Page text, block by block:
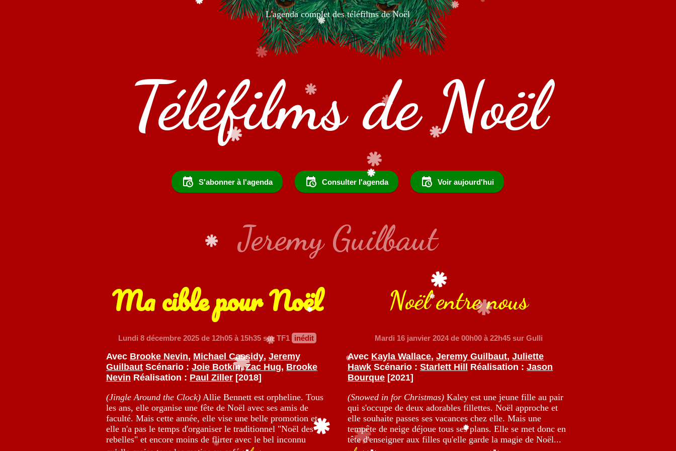
L'agenda complet des téléfilms de Noël
Téléfilms de Noël
S'abonner à l'agenda Consulter l'agenda Voir aujourd'hui
Jeremy Guilbaut
Ma cible pour Noël
Lundi 8 décembre 2025de 12h05 à 15h35 sur TF1 inédit
Avec Brooke Nevin, Michael Cassidy,Jeremy
Guilbaut Scénario :Joie Botkin,Zac Hug, Brooke
Nevin Réalisation : Paul Ziller [2018]
(Jingle Around the Clock) Allie Bennett est orpheline. Tous
les ans, elle organise une fête de Noël avec ses amis de
faculté. Mais cette année, elle vise une belle promotion et
elle n'a pas le temps d'organiser le traditionnel "Noël des
rebelles" et encore moins de flirter avec le bel inconnu
Noël entre nous
Mardi 16 janvier 2024de 00h00 à 22h45 sur Gulli
Avec Kayla Wallace,Jeremy Guilbaut,Juliette
Hawk Scénario :Starlett Hill Réalisation :Jason
Bourque [2021]
(Snowed in for Christmas) Kaley est une jeune fille au pair
qui s'occupe de deux adorables fillettes. Noël approche et
elle souhaite passes ses vacances chez elle. Mais une
tempête de neige déjoue tous ses plans. Elle se met donc en
tête d'enseigner aux filles qu'elle garde la magie de Noël...